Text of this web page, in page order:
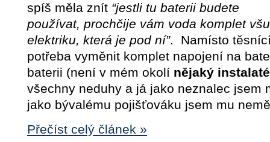
spíš měla znít “jestli tu baterii budete
používat, prochčije vám voda komplet
elektriku, která je pod ní”. Namísto
potřeba vyměnit komplet napojení na
baterii (není v mém okolí nějaký
všechny neduhy a já jako neznalec jsem
jako bývalému pojišťováku jsem mu
Přečíst celý článek »